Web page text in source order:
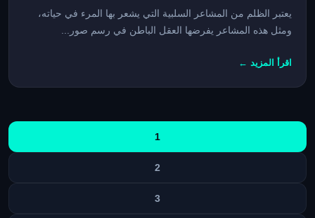
يعتبر الظلم من المشاعر السلبية التي يشعر بها المرء في حياته،
ومثل هذه المشاعر يفرضها العقل الباطن في رسم صور...
اقرأ المزيد ←
تعدد
صفحات
1
2
3